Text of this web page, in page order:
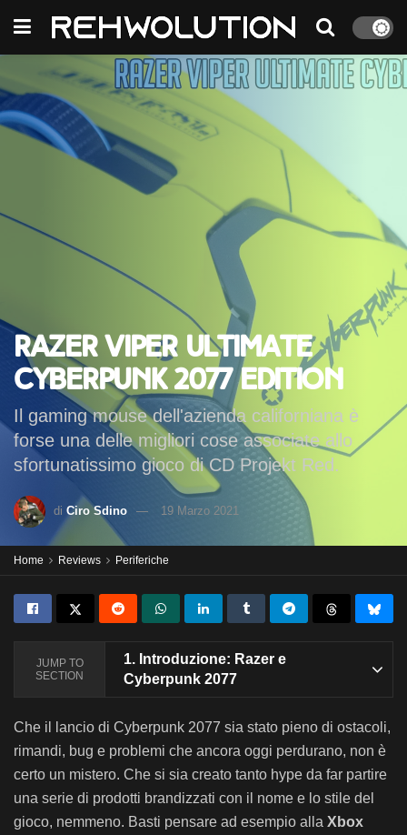
Razer Viper Ultimate
Cyberpunk 2077 Edition
Il gaming mouse dell'azienda californiana è
forse una delle migliori cose associate allo
sfortunatissimo gioco di CD Projekt Red.
di Ciro Sdino 19 Marzo 2021
Home Reviews Periferiche
JUMP TO
SECTION
1. Introduzione: Razer e
Cyberpunk 2077
Che il lancio di Cyberpunk 2077 sia stato pieno di ostacoli,
rimandi, bug e problemi che ancora oggi perdurano, non è
certo un mistero. Che si sia creato tanto hype da far partire
una serie di prodotti brandizzati con il nome e lo stile del
gioco, nemmeno. Basti pensare ad esempio alla Xbox